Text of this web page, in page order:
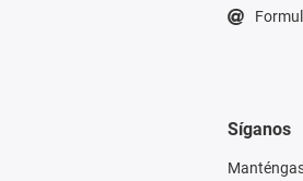
Síganos